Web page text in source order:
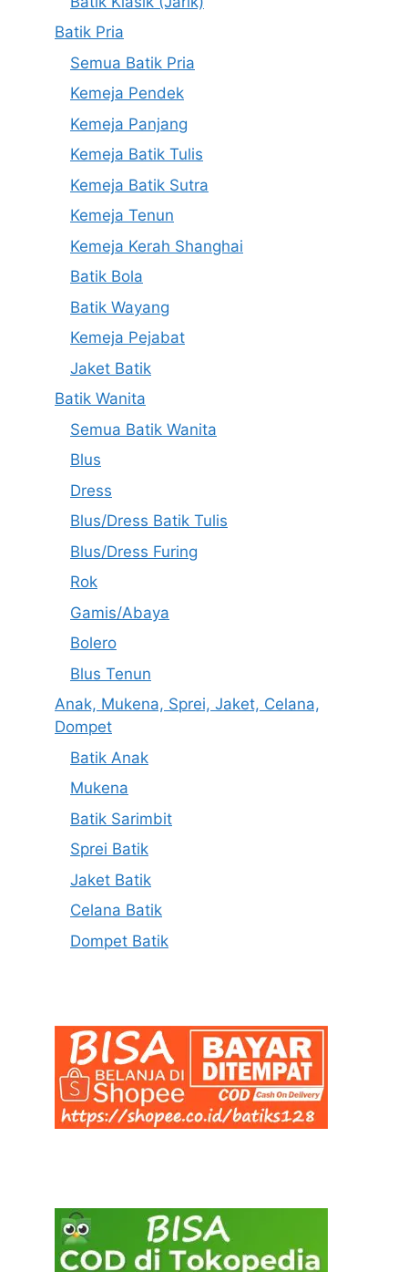
Batik Pria
Semua Batik Pria
Kemeja Pendek
Kemeja Panjang
Kemeja Batik Tulis
Kemeja Batik Sutra
Kemeja Tenun
Kemeja Kerah Shanghai
Batik Bola
Batik Wayang
Kemeja Pejabat
Jaket Batik
Batik Wanita
Semua Batik Wanita
Blus
Dress
Blus/Dress Batik Tulis
Blus/Dress Furing
Rok
Gamis/Abaya
Bolero
Blus Tenun
Anak, Mukena, Sprei, Jaket, Celana,
Dompet
Batik Anak
Mukena
Batik Sarimbit
Sprei Batik
Jaket Batik
Celana Batik
Dompet Batik